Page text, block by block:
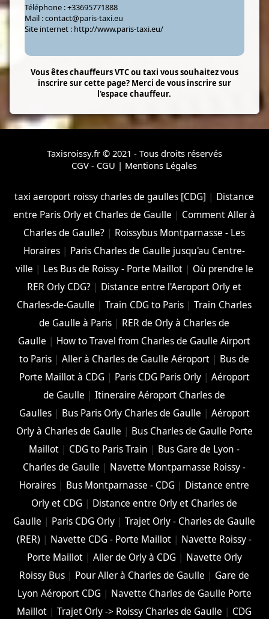
Téléphone :+33695771888
Mail :contact@paris-taxi.eu
Site internet : http://www.paris-taxi.eu/
Vous êtes chauffeurs VTC ou taxi vous souhaitez vous
inscrire sur cette page? Merci de vous inscrire sur
l'espace chauffeur.
Taxisroissy.fr © 2021 - Tous droits réservés
CGV - CGU | Mentions Légales
taxi aeroport roissy charles de gaulles [CDG] | Distance
entre Paris Orly et Charles de Gaulle | Comment Aller à
Charles de Gaulle? | Roissybus Montparnasse - Les
Horaires | Paris Charles de Gaulle jusqu'au Centre-
ville | Les Bus de Roissy - Porte Maillot| Où prendre le
RER Orly CDG? | Distance entre l'Aeroport Orly et
Charles-de-Gaulle |Train CDG to Paris |Train Charles
de Gaulle à Paris | RER de Orly à Charles de
Gaulle | How to Travel from Charles de Gaulle Airport
to Paris |Aller à Charles de Gaulle Aéroport | Bus de
Porte Maillot à CDG | Paris CDG Paris Orly| Aéroport
de Gaulle |Itineraire Aéroport Charles de
Gaulles| Bus Paris Orly Charles de Gaulle | Aéroport
Orly à Charles de Gaulle | Bus Charles de Gaulle Porte
Maillot | CDG to Paris Train | Bus Gare de Lyon -
Charles de Gaulle | Navette Montparnasse Roissy -
Horaires | Bus Montparnasse - CDG | Distance entre
Orly et CDG | Distance entre Orly et Charles de
Gaulle | Paris CDG Orly |Trajet Orly - Charles de Gaulle
(RER) | Navette CDG - Porte Maillot | Navette Roissy -
Porte Maillot| Aller de Orly à CDG | Navette Orly
Roissy Bus | Pour Aller à Charles de Gaulle | Gare de
Lyon Aéroport CDG | Navette Charles de Gaulle Porte
Maillot |Trajet Orly -> Roissy Charles de Gaulle | CDG